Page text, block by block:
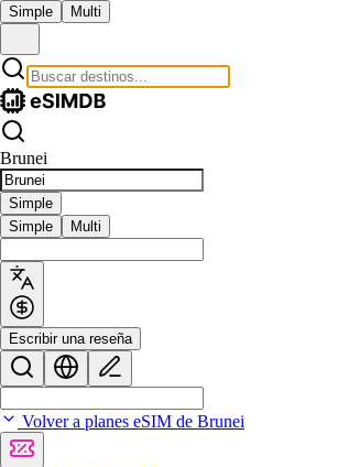
Simple Multi
Brunei
Simple
Simple
Multi
Escribir una reseña
Volver a planes eSIM de Brunei